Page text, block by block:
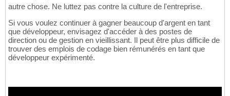
autre chose. Ne luttez pas contre la culture de l'entreprise.
Si vous voulez continuer à gagner beaucoup d'argent en tant
que développeur, envisagez d'accéder à des postes de
direction ou de gestion en vieillissant. Il peut être plus difficile de
trouver des emplois de codage bien rémunérés en tant que
développeur expérimenté.